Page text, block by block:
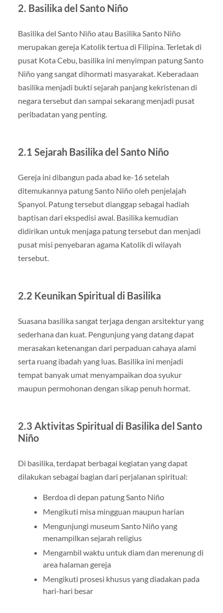
2. Basilika del Santo Niño
Basilika del Santo Niño atau Basilika Santo Niño
merupakan gereja Katolik tertua di Filipina. Terletak di
pusat Kota Cebu, basilika ini menyimpan patung Santo
Niño yang sangat dihormati masyarakat. Keberadaan
basilika menjadi bukti sejarah panjang kekristenan di
negara tersebut dan sampai sekarang menjadi pusat
peribadatan yang penting.
2.1 Sejarah Basilika del Santo Niño
Gereja ini dibangun pada abad ke-16 setelah
ditemukannya patung Santo Niño oleh penjelajah
Spanyol. Patung tersebut dianggap sebagai hadiah
baptisan dari ekspedisi awal. Basilika kemudian
didirikan untuk menjaga patung tersebut dan menjadi
pusat misi penyebaran agama Katolik di wilayah
tersebut.
2.2 Keunikan Spiritual di Basilika
Suasana basilika sangat terjaga dengan arsitektur yang
sederhana dan kuat. Pengunjung yang datang dapat
merasakan ketenangan dari perpaduan cahaya alami
serta ruang ibadah yang luas. Basilika ini menjadi
tempat banyak umat menyampaikan doa syukur
maupun permohonan dengan sikap penuh hormat.
2.3 Aktivitas Spiritual di Basilika del Santo
Niño
Di basilika, terdapat berbagai kegiatan yang dapat
dilakukan sebagai bagian dari perjalanan spiritual:
Berdoa di depan patung Santo Niño
Mengikuti misa mingguan maupun harian
Mengunjungi museum Santo Niño yang
menampilkan sejarah religius
Mengambil waktu untuk diam dan merenung di
area halaman gereja
Mengikuti prosesi khusus yang diadakan pada
hari-hari besar